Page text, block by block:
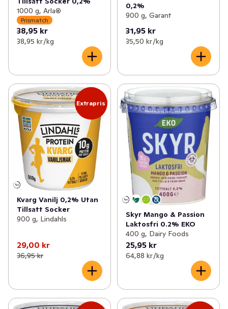
1000 g, Arla®
Prismatch
38,95 kr
38,95 kr /kg
0,2%
900 g, Garant
31,95 kr
35,50 kr /kg
Extrapris
Kvarg Vanilj 0,2% Utan
Tillsatt Socker
900 g, Lindahls
29,00 kr
36,95 kr
Skyr Mango & Passion
Laktosfri 0.2% EKO
400 g, Dairy Foods
25,95 kr
64,88 kr /kg